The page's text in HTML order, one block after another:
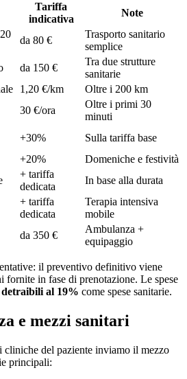
Tariffa
indicativa
Note
da 80 €
Trasporto sanitario
semplice
da 150 €
Tra due strutture
sanitarie
1,20 €/km
Oltre i 200 km
30 €/ora
Oltre i primi 30
minuti
+30%
Sulla tariffa base
+20%
Domeniche e festività
+ tariffa
dedicata
In base alla durata
+ tariffa
dedicata
Terapia intensiva
mobile
da 350 €
Ambulanza +
equipaggio
il preventivo definitivo viene
fornite in fase di prenotazione. Le spese
detraibili al 19% come spese sanitarie.
e mezzi sanitari
cliniche del paziente inviamo il mezzo
principali: